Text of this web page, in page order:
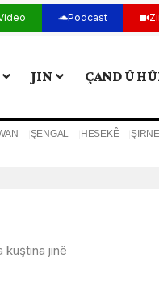
Podcast
JIN ÇAND Û
ŞENGAL HESEKÊ
kuştina jinê